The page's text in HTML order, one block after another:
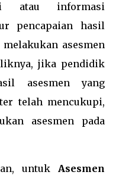
atau informasi
pencapaian hasil
asesmen
jika pendidik
asesmen yang
telah mencukupi,
asesmen pada
untuk Asesmen